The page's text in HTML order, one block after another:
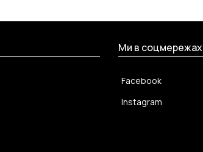
Ми в соцмережах
Facebook
Instagram